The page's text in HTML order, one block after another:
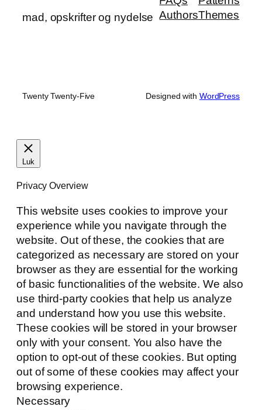
mad, opskrifter og nydelse AuthorsThemes
Twenty Twenty-Five Designed with WordPress
Luk
Privacy Overview
This website uses cookies to improve your
experience while you navigate through the
website. Out of these, the cookies that are
categorized as necessary are stored on your
browser as they are essential for the working
of basic functionalities of the website. We also
use third-party cookies that help us analyze
and understand how you use this website.
These cookies will be stored in your browser
only with your consent. You also have the
option to opt-out of these cookies. But opting
out of some of these cookies may affect your
browsing experience.
Necessary